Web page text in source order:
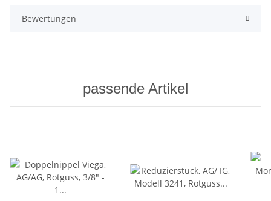
Bewertungen
passende Artikel